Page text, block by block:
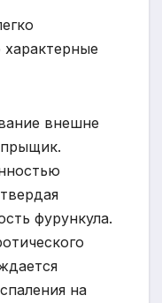
характерные
внешне
фурункула.
на